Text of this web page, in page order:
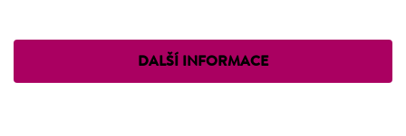
DALŠÍ INFORMACE